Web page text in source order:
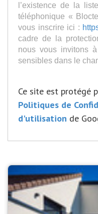
l’existence de la
téléphonique «
vous inscrire ici :
cadre de la
nous vous invitons
sensibles dans le
Ce site est protégé
Politiques de
d'utilisation de